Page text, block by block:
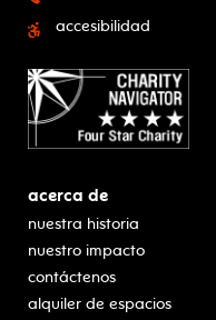
accesibilidad
acerca de
nuestra historia
nuestro impacto
contáctenos
alquiler de espacios